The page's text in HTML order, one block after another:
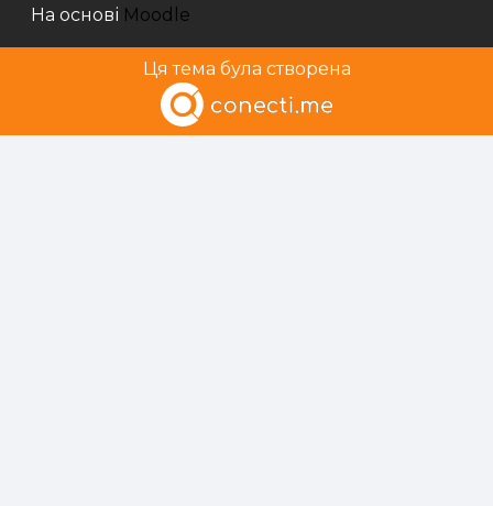
На основі Moodle
Ця тема була створена